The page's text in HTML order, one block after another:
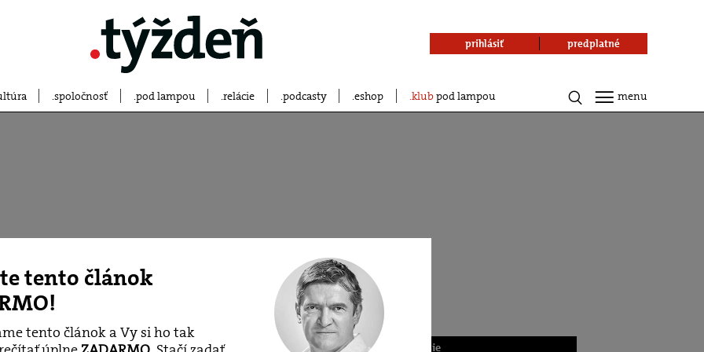
spoločnosť pod lampou relácie podcasty eshop klubpod lampou
prihlásiť predplatné
menu
tento článok
tento článok a Vy si ho tak
.teraz najčítanejšie